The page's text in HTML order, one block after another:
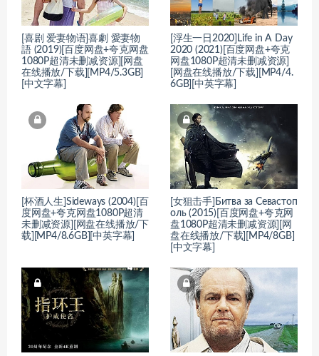
[喜剧 爱妻物语]喜劇 愛妻物
語 (2019)[百度网盘+夸克网盘
1080P超清未删减资源][网盘
在线播放/下载][MP4/5.3GB]
[中文字幕]
[浮生一日2020]Life in A Day
2020 (2021)[百度网盘+夸克
网盘1080P超清未删减资源]
[网盘在线播放/下载][MP4/4.
6GB][中英字幕]
[杯酒人生]Sideways (2004)[百
度网盘+夸克网盘1080P超清
未删减资源][网盘在线播放/下
载][MP4/8.6GB][中英字幕]
[女狙击手]Битва за Севастоп
оль (2015)[百度网盘+夸克网
盘1080P超清未删减资源][网
盘在线播放/下载][MP4/8GB]
[中文字幕]